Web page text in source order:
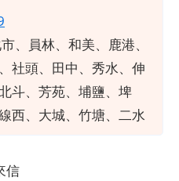
、員林、和美、鹿港、
社頭、田中、秀水、伸
斗、芳苑、埔鹽、埤
西、大城、竹塘、二水
信